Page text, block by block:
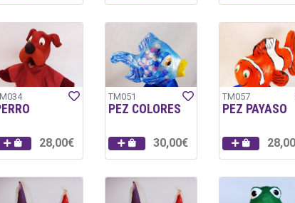
28,00€
TM051
PEZ COLORES
30,00€
TM057
PEZ PAYASO